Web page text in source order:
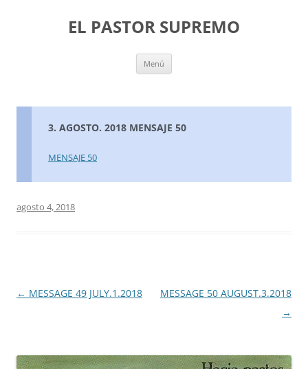
EL PASTOR SUPREMO
Menú
3. AGOSTO. 2018 MENSAJE 50
MENSAJE 50
agosto 4, 2018
Navegación
← MESSAGE 49 JULY.1.2018
MESSAGE 50 AUGUST.3.2018
→